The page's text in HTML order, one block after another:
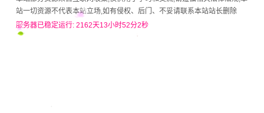
站一切资源不代表本站立场,如有侵权、后门、不妥请联系本站站长删除
服务器已稳定运行: 2162天13小时52分2秒